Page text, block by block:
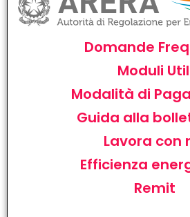
Domande
Moduli
Modalità di
Guida alla
Lavora con
Efficienza
Remit